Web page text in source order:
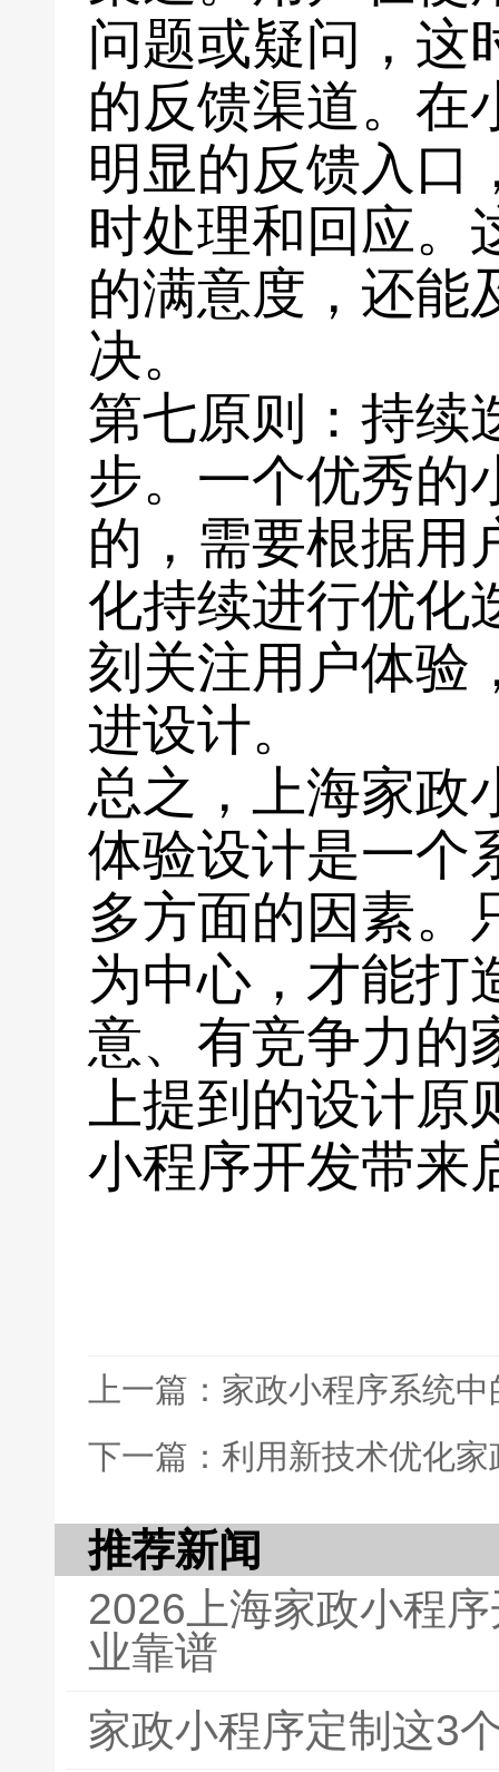
问题或疑问，这
的反馈渠道。在
明显的反馈入口
时处理和回应。
的满意度，还能
决。
第七原则：持续
步。一个优秀的
的，需要根据用
化持续进行优化
刻关注用户体验
进设计。
总之，上海家政
体验设计是一个
多方面的因素。
为中心，才能打
意、有竞争力的
上提到的设计
小程序开发带来
上一篇：家政小程序系统
下一篇：利用新技术优化
推荐新闻
2026上海家政小程
业靠谱
家政小程序定制这3